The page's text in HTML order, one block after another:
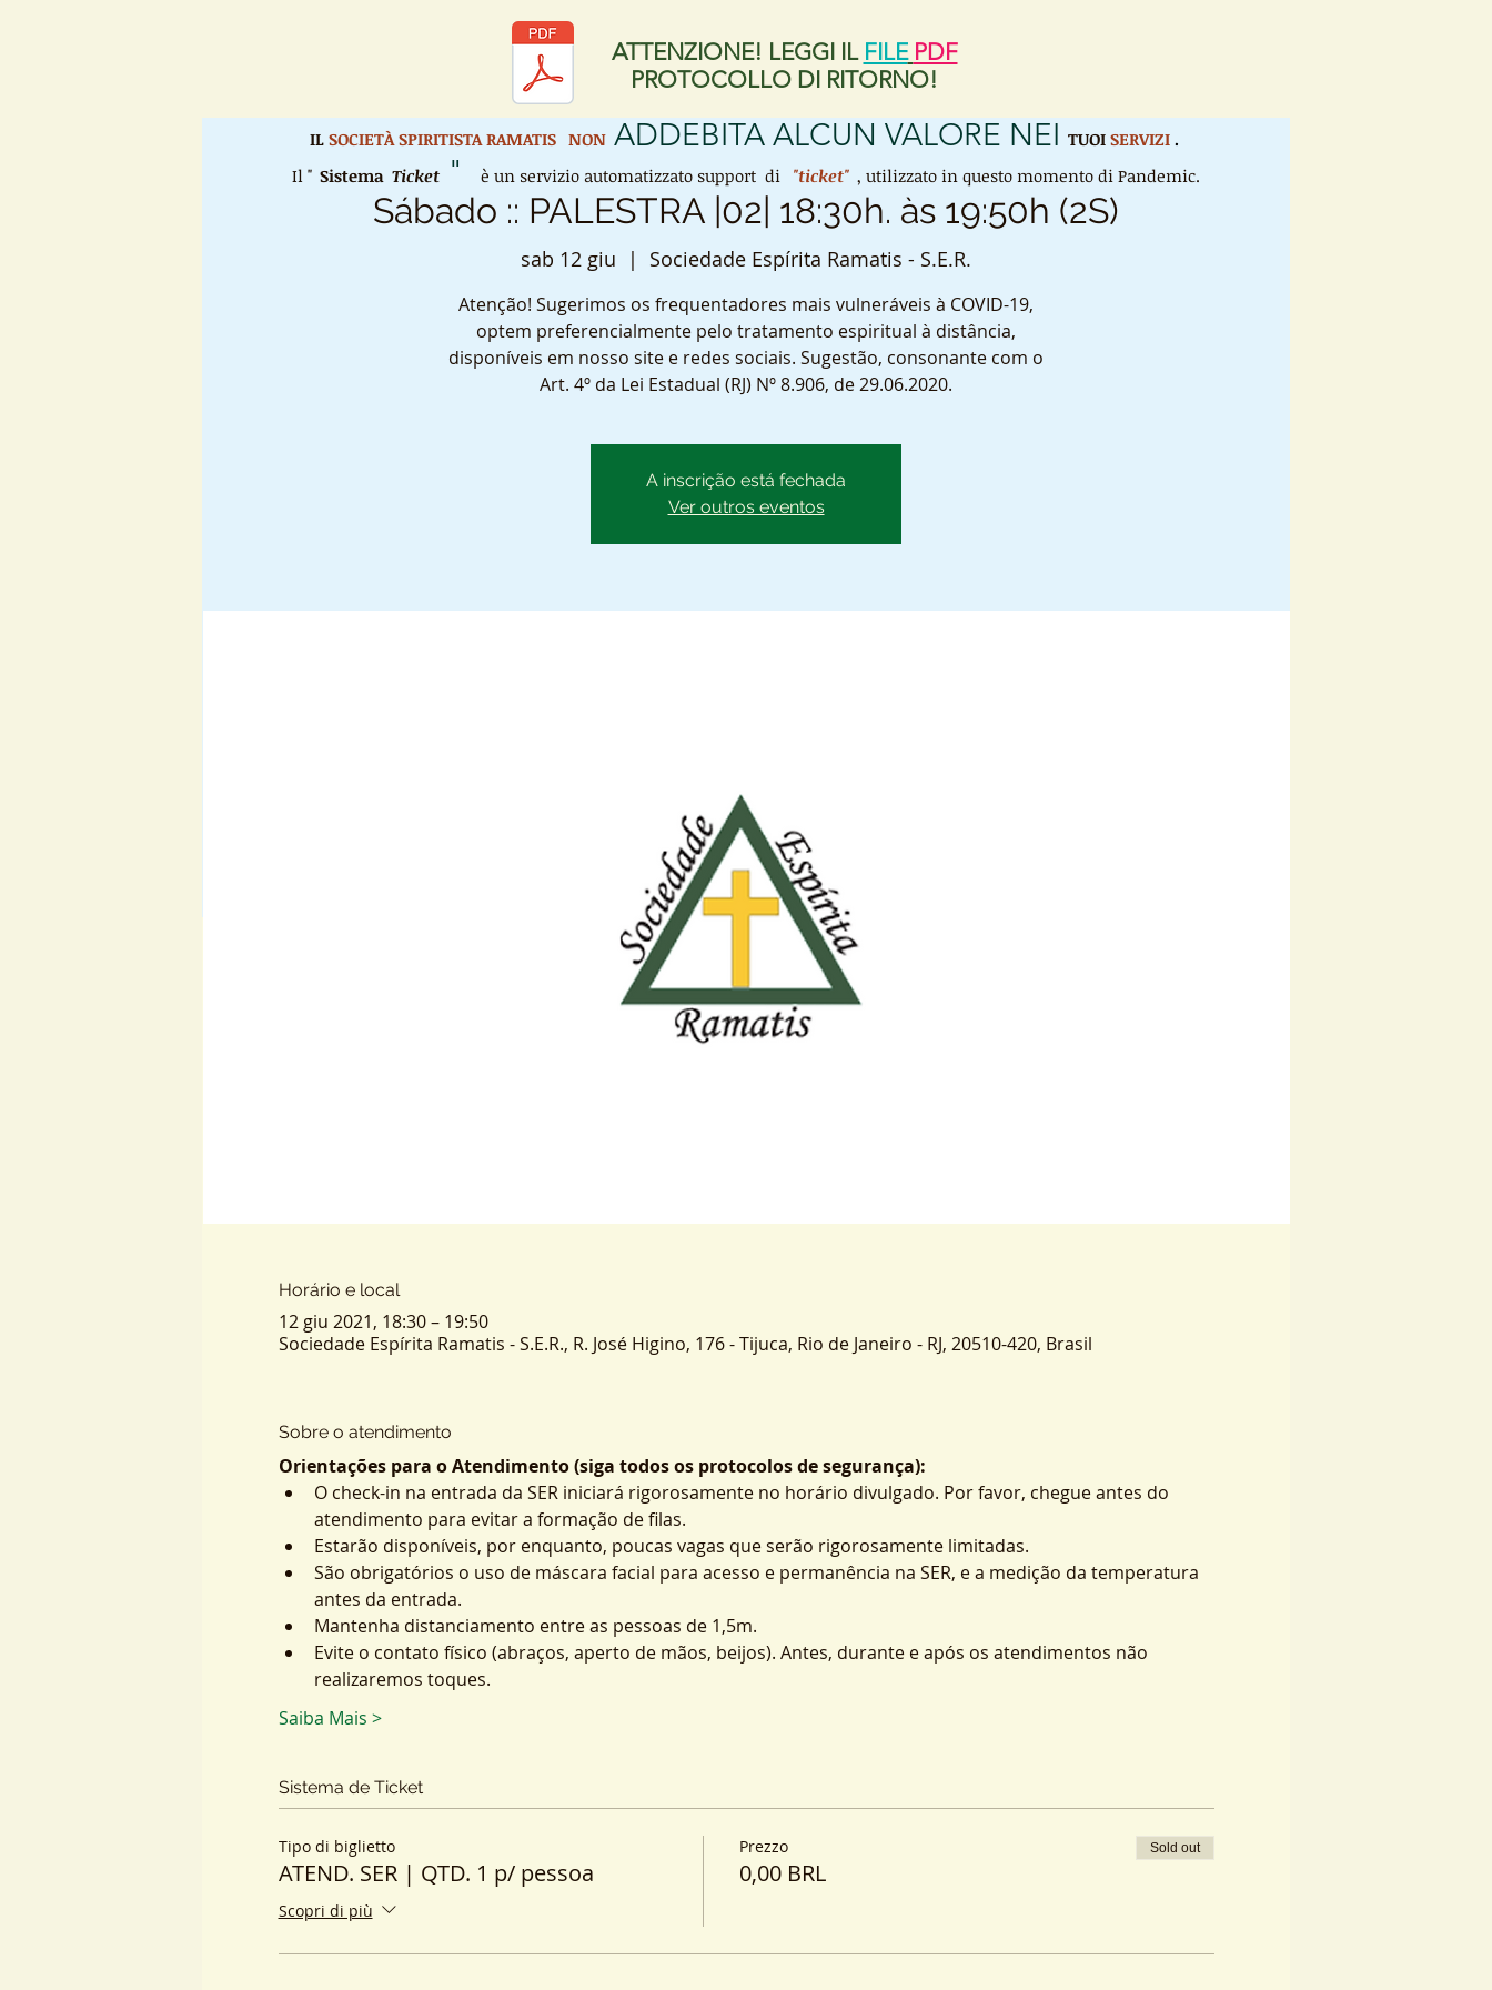
ATTENZIONE! LEGGI IL FILE PDF
PROTOCOLLO DI RITORNO!
Sábado :: PALESTRA |02| 18:30h. às 19:50h (2S)
sab 12 giu
  |
Sociedade Espírita Ramatis - S.E.R.
Atenção! Sugerimos os frequentadores mais vulneráveis à COVID-19,
optem preferencialmente pelo tratamento espiritual à distância,
disponíveis em nosso site e redes sociais. Sugestão, consonante com o
Art. 4º da Lei Estadual (RJ) Nº 8.906, de 29.06.2020.
A inscrição está fechada
Ver outros eventos
Horário e local
12 giu 2021, 18:30 – 19:50
Sociedade Espírita Ramatis - S.E.R., R. José Higino, 176 - Tijuca, Rio de Janeiro - RJ, 20510-420, Brasil
Sobre o atendimento
Orientações para o Atendimento (siga todos os protocolos de segurança):
O check-in na entrada da SER iniciará rigorosamente no horário divulgado. Por favor, chegue antes do
atendimento para evitar a formação de filas.
Estarão disponíveis, por enquanto, poucas vagas que serão rigorosamente limitadas.
São obrigatórios o uso de máscara facial para acesso e permanência na SER, e a medição da temperatura
antes da entrada.
Mantenha distanciamento entre as pessoas de 1,5m.
Evite o contato físico (abraços, aperto de mãos, beijos). Antes, durante e após os atendimentos não
realizaremos toques.
Saiba Mais >
Sistema de Ticket
Tipo di biglietto
ATEND. SER | QTD. 1 p/ pessoa
Scopri di più
Prezzo
0,00 BRL
Sold out
IL SOCIETÀ SPIRITISTA RAMATIS NONADDEBITA ALCUN VALORE NEI TUOI SERVIZI .
Il " Sistema Ticket " è un servizio automatizzato support di "ticket" , utilizzato in questo momento di Pandemic.